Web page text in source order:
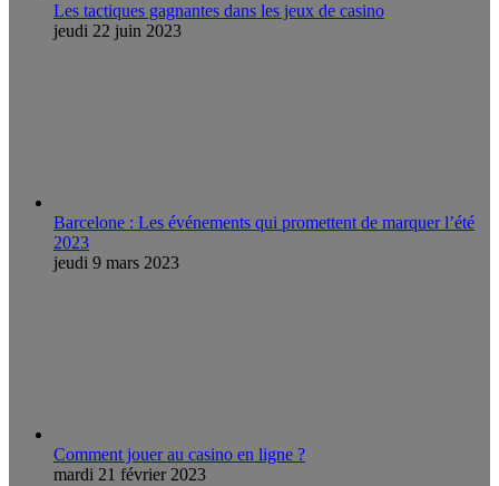
Les tactiques gagnantes dans les jeux de casino
jeudi 22 juin 2023
Barcelone : Les événements qui promettent de marquer l’été
2023
jeudi 9 mars 2023
Comment jouer au casino en ligne ?
mardi 21 février 2023